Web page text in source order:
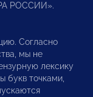
РОССИИ».
Согласно
мы не
лексику
букв точками,